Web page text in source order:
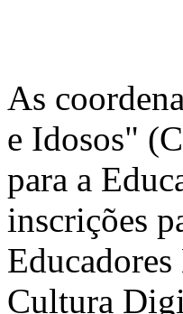
As
e Idosos"
para a
inscrições
Cultura